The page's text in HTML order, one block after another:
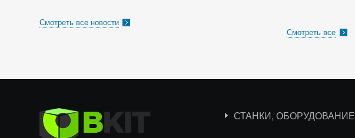
Смотреть все новости
Смотреть все
СТАНКИ, ОБОРУДОВАНИЕ